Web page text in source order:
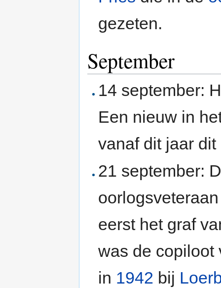
gezeten.
September
14 september:
Een nieuw in
vanaf dit jaar
21 september:
eerst het graf
was de
in 1942 bij